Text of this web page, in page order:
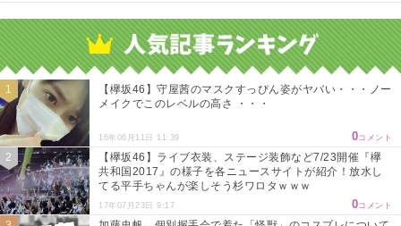
【欅坂46】守屋茜のマスクすっぴん姿がヤバい・・・ノー
メイクでこのレベルの高さ ・・・
16年06月11日 11:39 0コメント
【欅坂46】ライブ衣装、ステージ装飾など7/23開催『欅
共和国2017』の様子を各ニュースサイトが紹介！放水し
てる平手ちゃんが楽しそう杉ワロタｗｗｗ
17年07月23日 9:17 0コメント